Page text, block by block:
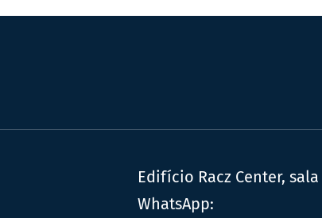
Edifício Racz Center,
WhatsApp: